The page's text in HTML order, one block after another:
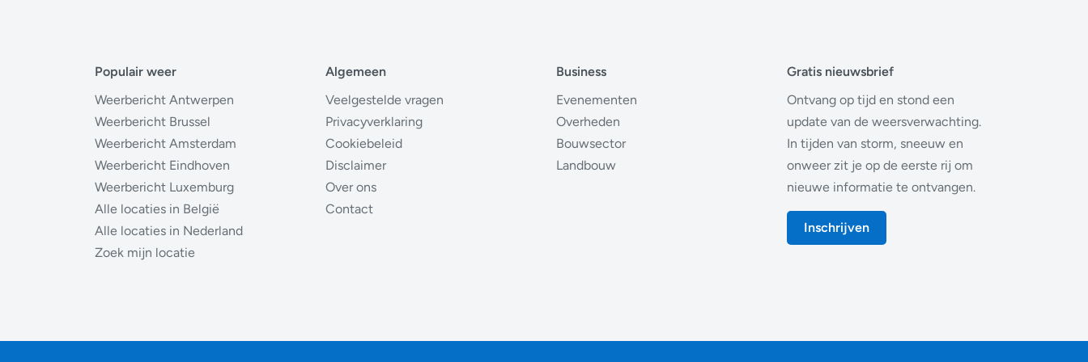
Populair weer
Weerbericht Antwerpen
Weerbericht Brussel
Weerbericht Amsterdam
Weerbericht Eindhoven
Weerbericht Luxemburg
Alle locaties in België
Alle locaties in Nederland
Zoek mijn locatie
Algemeen
Veelgestelde vragen
Privacyverklaring
Cookiebeleid
Disclaimer
Over ons
Contact
Business
Evenementen
Overheden
Bouwsector
Landbouw
Gratis nieuwsbrief
Ontvang op tijd en stond een
update van de weersverwachting.
In tijden van storm, sneeuw en
onweer zit je op de eerste rij om
nieuwe informatie te ontvangen.
Inschrijven